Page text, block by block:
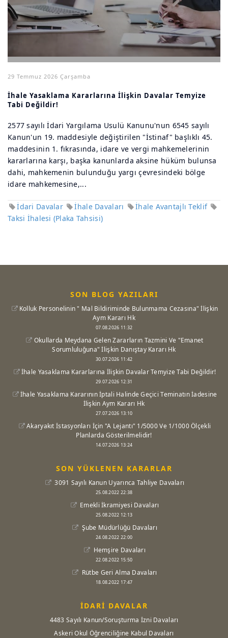
29 Temmuz 2026 Çarşamba
İhale Yasaklama Kararlarına İlişkin Davalar Temyize
Tabi Değildir!
2577 sayılı İdari Yargılama Usulü Kanunu'nun 6545 sayılı
Kanun'un 19. maddesiyle değiştirilen "İstinaf" başlıklı 45.
maddesinin 1. fıkrasında, idare ve vergi mahkemelerinin
kararlarına karşı, başka kanunlarda aksine hüküm bulunsa
dahi, mahkemenin bulunduğu yargı çevresindeki bölge
idare mahkemesine,...
İdari Davalar İhale Davaları
İhale Avantajlı Teklif
Taksi İhalesi (Plaka Tahsisi)
SON BLOG YAZILARI
Kolluk Personelinin " Mal Bildiriminde Bulunmama Cezasına" İlişkin
Aym Kararı Hk
07.08.2026 11:32
Okullarda Meydana Gelen Zararların Tazmini Ve "Emanet
Sorumluluğuna" İlişkin Danıştay Kararı Hk
30.07.2026 11:42
İhale Yasaklama Kararlarına İlişkin Davalar Temyize Tabi Değildir!
29.07.2026 12:31
İhale Yasaklama Kararının İptali Halinde Geçici Teminatın İadesine
İlişkin Aym Kararı Hk
27.07.2026 13:10
Akaryakıt İstasyonları İçin "A Lejantı" 1/5000 Ve 1/1000 Ölçekli
Planlarda Gösterilmelidir!
14.07.2026 13:24
SON YÜKLENEN KARARLAR
3091 Sayılı Kanun Uyarınca Tahliye Davaları
25.08.2022 22:38
Emekli İkramiyesi Davaları
25.08.2022 12:13
Şube Müdürlüğü Davaları
24.08.2022 22:00
Hemşire Davaları
22.08.2022 15:50
Rütbe Geri Alma Davaları
18.08.2022 17:47
İDARİ DAVALAR
4483 Sayılı Kanun/Soruşturma İzni Davaları
Askeri Okul Öğrenciliğine Kabul Davaları